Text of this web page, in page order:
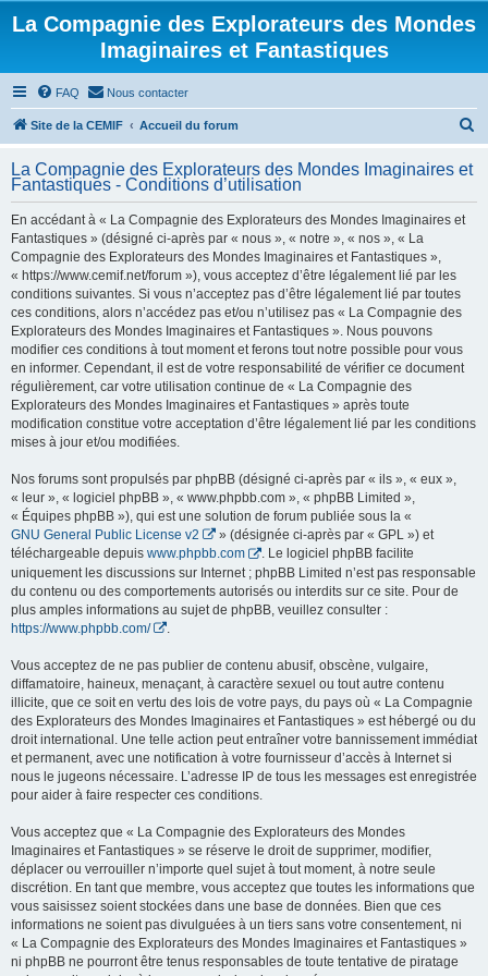
La Compagnie des Explorateurs des Mondes
Imaginaires et Fantastiques
FAQ Nous contacter
Site de la CEMIF Accueil du forum
h
La Compagnie des Explorateurs des Mondes Imaginaires et
Fantastiques - Conditions d’utilisation
En accédant à « La Compagnie des Explorateurs des Mondes Imaginaires et
Fantastiques » (désigné ci-après par « nous », « notre », « nos », « La
Compagnie des Explorateurs des Mondes Imaginaires et Fantastiques »,
« https://www.cemif.net/forum »), vous acceptez d’être légalement lié par les
conditions suivantes. Si vous n’acceptez pas d’être légalement lié par toutes
ces conditions, alors n’accédez pas et/ou n’utilisez pas « La Compagnie des
Explorateurs des Mondes Imaginaires et Fantastiques ». Nous pouvons
modifier ces conditions à tout moment et ferons tout notre possible pour vous
en informer. Cependant, il est de votre responsabilité de vérifier ce document
régulièrement, car votre utilisation continue de « La Compagnie des
Explorateurs des Mondes Imaginaires et Fantastiques » après toute
modification constitue votre acceptation d’être légalement lié par les conditions
mises à jour et/ou modifiées.
Nos forums sont propulsés par phpBB (désigné ci-après par « ils », « eux »,
« leur », « logiciel phpBB », « www.phpbb.com », « phpBB Limited »,
« Équipes phpBB »), qui est une solution de forum publiée sous la «
GNU General Public License v2
» (désignée ci-après par « GPL ») et
téléchargeable depuis www.phpbb.com
. Le logiciel phpBB facilite
uniquement les discussions sur Internet ; phpBB Limited n’est pas responsable
du contenu ou des comportements autorisés ou interdits sur ce site. Pour de
plus amples informations au sujet de phpBB, veuillez consulter :
https://www.phpbb.com/
Vous acceptez de ne pas publier de contenu abusif, obscène, vulgaire,
diffamatoire, haineux, menaçant, à caractère sexuel ou tout autre contenu
illicite, que ce soit en vertu des lois de votre pays, du pays où « La Compagnie
des Explorateurs des Mondes Imaginaires et Fantastiques » est hébergé ou du
droit international. Une telle action peut entraîner votre bannissement immédiat
et permanent, avec une notification à votre fournisseur d’accès à Internet si
nous le jugeons nécessaire. L’adresse IP de tous les messages est enregistrée
pour aider à faire respecter ces conditions.
Vous acceptez que « La Compagnie des Explorateurs des Mondes
Imaginaires et Fantastiques » se réserve le droit de supprimer, modifier,
déplacer ou verrouiller n’importe quel sujet à tout moment, à notre seule
discrétion. En tant que membre, vous acceptez que toutes les informations que
vous saisissez soient stockées dans une base de données. Bien que ces
informations ne soient pas divulguées à un tiers sans votre consentement, ni
« La Compagnie des Explorateurs des Mondes Imaginaires et Fantastiques »
ni phpBB ne pourront être tenus responsables de toute tentative de piratage